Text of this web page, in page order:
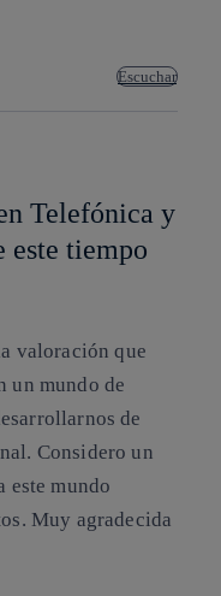
Escuchar
Telefónica y
este tiempo
valoración que
un mundo de
de
Considero un
este mundo
Muy agradecida